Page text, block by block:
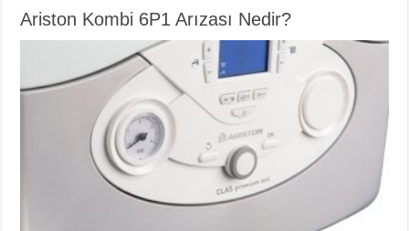
Ariston Kombi 6P1 Arızası Nedir?